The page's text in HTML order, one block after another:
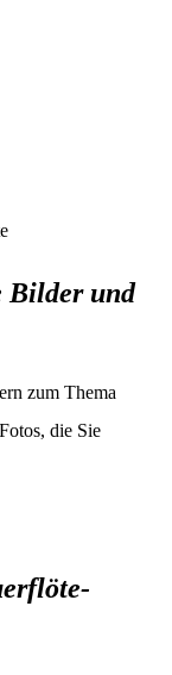
Bilder und
zum Thema
die Sie